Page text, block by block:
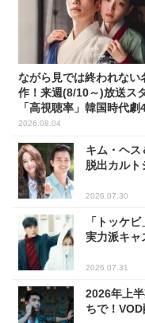
ながら見では終われない
作！来週(8/10～)放送ス
「高視聴率」韓国時代劇
2026.08.04
キム・ヘス
脱出カルト
2026.07.30
「トッケ
実力派キャ
2026.07.31
2026年上
ちで！